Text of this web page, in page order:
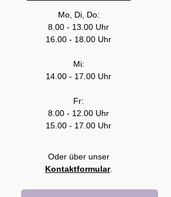
Mo, Di, Do:
8.00 - 13.00 Uhr
16.00 - 18.00 Uhr
Mi:
14.00 - 17.00 Uhr
Fr:
8.00 - 12.00 Uhr
15.00 - 17.00 Uhr
Oder über unser
Kontaktformular.